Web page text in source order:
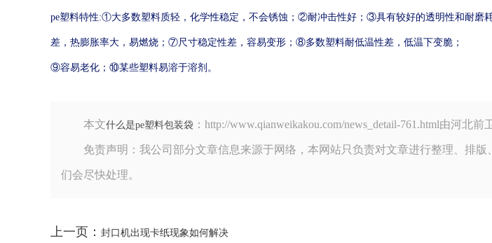
pe塑料特性:①大多数塑料质轻，化学性稳定，不会锈蚀；②耐冲击性好；③具有较好的透明性和耐
差，热膨胀率大，易燃烧；⑦尺寸稳定性差，容易变形；⑧多数塑料耐低温性差，低温下变脆；
⑨容易老化；⑩某些塑料易溶于溶剂。
本文什么是pe塑料包装袋 ：http://www.qianweikakou.com/news_detail-761.html由河北
免责声明：我公司部分文章信息来源于网络，本网站只负责对文章进行整理、排
们会尽快处理。
上一页： 封口机出现卡纸现象如何解决